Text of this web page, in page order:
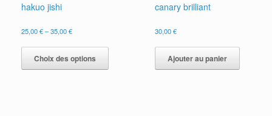
hakuo jishi
25,00€–35,00€
Choix des options
a
canary brilliant
30,00€
Ajouter au panier